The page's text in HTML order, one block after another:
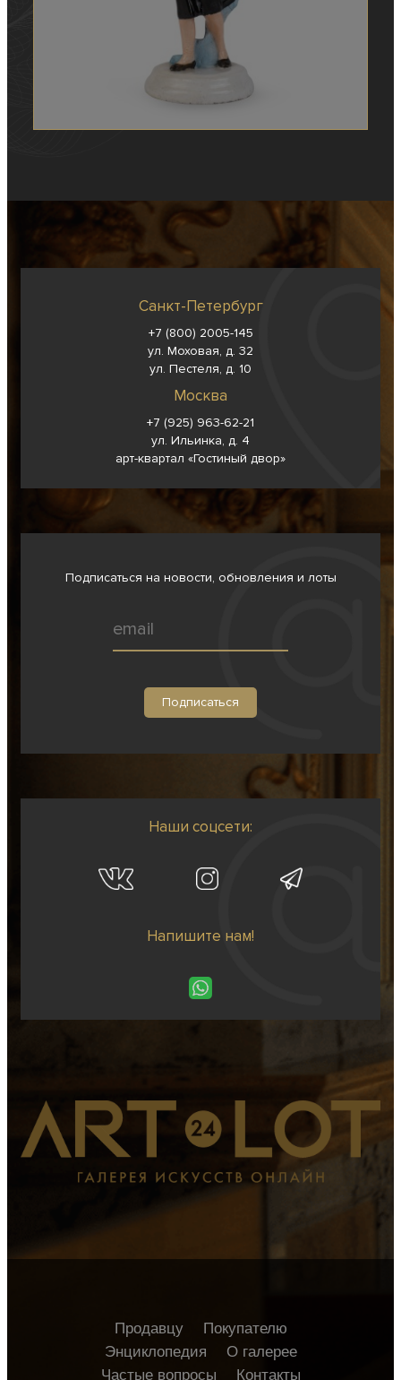
Санкт-Петербург
+7 (800) 2005-145
ул. Моховая, д. 32
ул. Пестеля, д. 10
Москва
+7 (925) 963-62-21
ул. Ильинка, д. 4
арт-квартал «Гостиный двор»
Подписаться на новости, обновления и лоты
Наши соцсети:
Напишите нам!
Продавцу
Покупателю
Энциклопедия
О галерее
Частые вопросы
Контакты